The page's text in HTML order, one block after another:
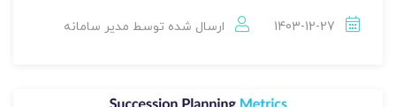
1403-12-27 ارسال شده توسط مدير سامانه